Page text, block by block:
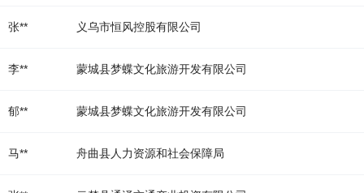
张** 义乌市恒风控股有限公司
李** 蒙城县梦蝶文化旅游开发有限公司
郁** 蒙城县梦蝶文化旅游开发有限公司
马** 舟曲县人力资源和社会保障局